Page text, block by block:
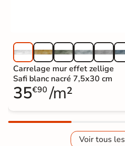
Carrelage mur effet zellige
Safi blanc nacré 7,5x30 cm
35€90 /m²
Voir tous